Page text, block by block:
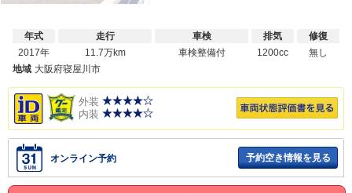
年式
2017年
走行
11.7万km
車検
車検整備付
排気
1200cc
修復
無し
地域 大阪府寝屋川市
外装
内装
オンライン予約 予約空き情報を見る